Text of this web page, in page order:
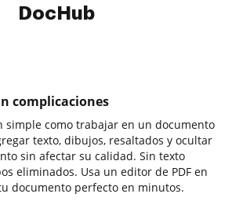
DocHub
complicaciones
simple como trabajar en un documento
texto, dibujos, resaltados y ocultar
sin afectar su calidad. Sin texto
eliminados. Usa un editor de PDF en
documento perfecto en minutos.